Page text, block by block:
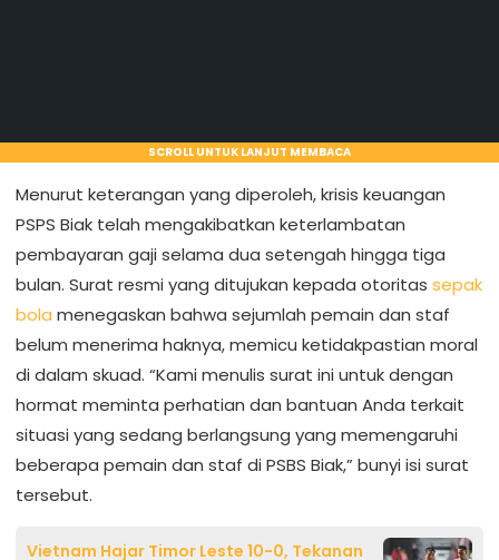
SCROLL UNTUK LANJUT MEMBACA
Menurut keterangan yang diperoleh, krisis keuangan
PSPS Biak telah mengakibatkan keterlambatan
pembayaran gaji selama dua setengah hingga tiga
bulan. Surat resmi yang ditujukan kepada otoritas sepak
bola menegaskan bahwa sejumlah pemain dan staf
belum menerima haknya, memicu ketidakpastian moral
di dalam skuad. “Kami menulis surat ini untuk dengan
hormat meminta perhatian dan bantuan Anda terkait
situasi yang sedang berlangsung yang memengaruhi
beberapa pemain dan staf di PSBS Biak,” bunyi isi surat
tersebut.
Vietnam Hajar Timor Leste 10-0, Tekanan